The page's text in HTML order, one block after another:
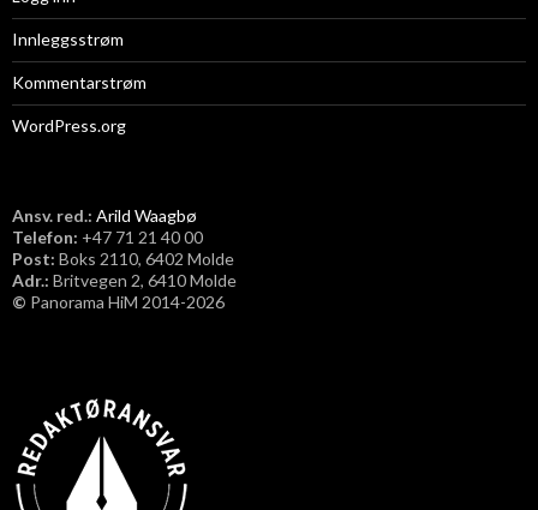
Innleggsstrøm
Kommentarstrøm
WordPress.org
Ansv. red.: Arild Waagbø
Telefon: ​+47 71 21 40 00
Post: Boks 2110, 6402 Molde
Adr.: Britvegen 2, 6410 Molde
© Panorama HiM 2014-2026